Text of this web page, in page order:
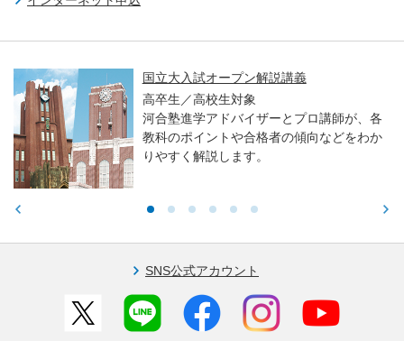
国立大入試オープン解説講義
高卒生／高校生対象
河合塾進学アドバイザーとプロ講師が、各
教科のポイントや合格者の傾向などをわか
りやすく解説します。
SNS公式アカウント